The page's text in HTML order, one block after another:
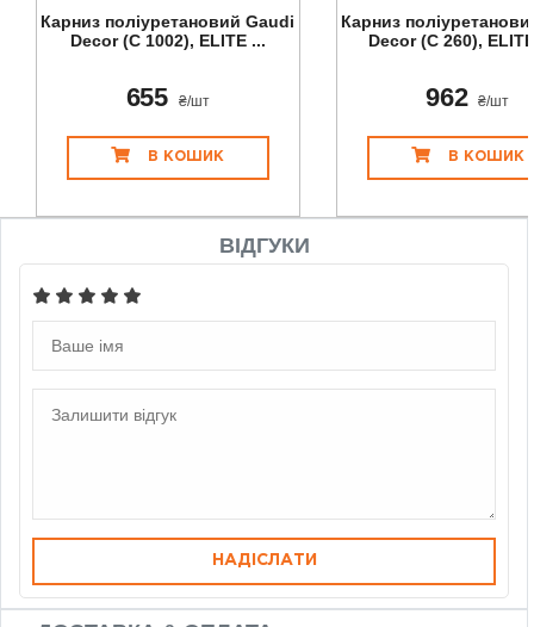
Карниз поліуретановий Gaudi
Decor (С 1002), ELITE ...
655 ₴/шт
В КОШИК
Карниз
Decor (C 260),
962 ₴/шт
В КОШИК
ВІДГУКИ
НАДІСЛАТИ